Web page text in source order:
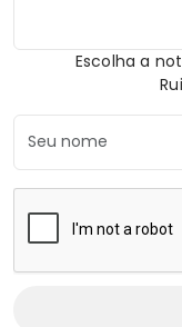
Escolha a